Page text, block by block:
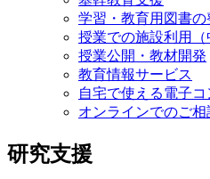
授業での施設利用（
授業公開・教材開発
教育情報サービス
自宅で使える電子コ
オンラインでのご相
研究支援
文献・情報の入手